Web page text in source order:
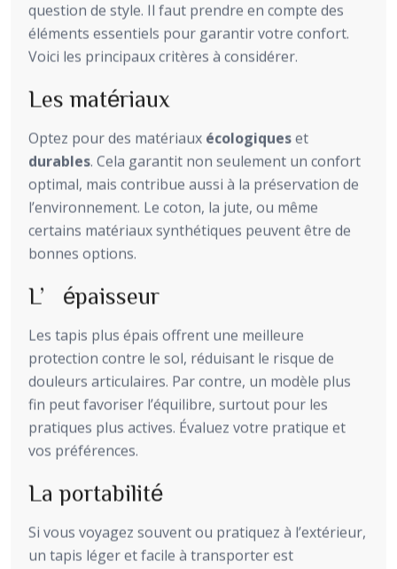
question de style. Il faut prendre en compte des
éléments essentiels pour garantir votre confort.
Voici les principaux critères à considérer.
Les matériaux
Optez pour des matériaux écologiqueset
durables. Cela garantit non seulement un confort
optimal, mais contribue aussi à la préservation de
l’environnement. Le coton, la jute, ou même
certains matériaux synthétiques peuvent être de
bonnes options.
L’épaisseur
Les tapis plus épais offrent une meilleure
protection contre le sol, réduisant le risque de
douleurs articulaires. Par contre, un modèle plus
fin peut favoriser l’équilibre, surtout pour les
pratiques plus actives. Évaluez votre pratique et
vos préférences.
La portabilité
Si vous voyagez souvent ou pratiquez à l’extérieur,
un tapis léger et facile à transporter est